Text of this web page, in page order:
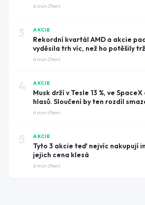
6 min čtení
AKCIE
Rekordní kvartál AMD a akcie
vyděsila trh víc, než ho potěšily
6 min čtení
AKCIE
Musk drží v Tesle 13 %, ve
hlasů. Sloučení by ten rozdíl
6 min čtení
AKCIE
Tyto 3 akcie teď nejvíc nakupují
jejich cena klesá
6 min čtení